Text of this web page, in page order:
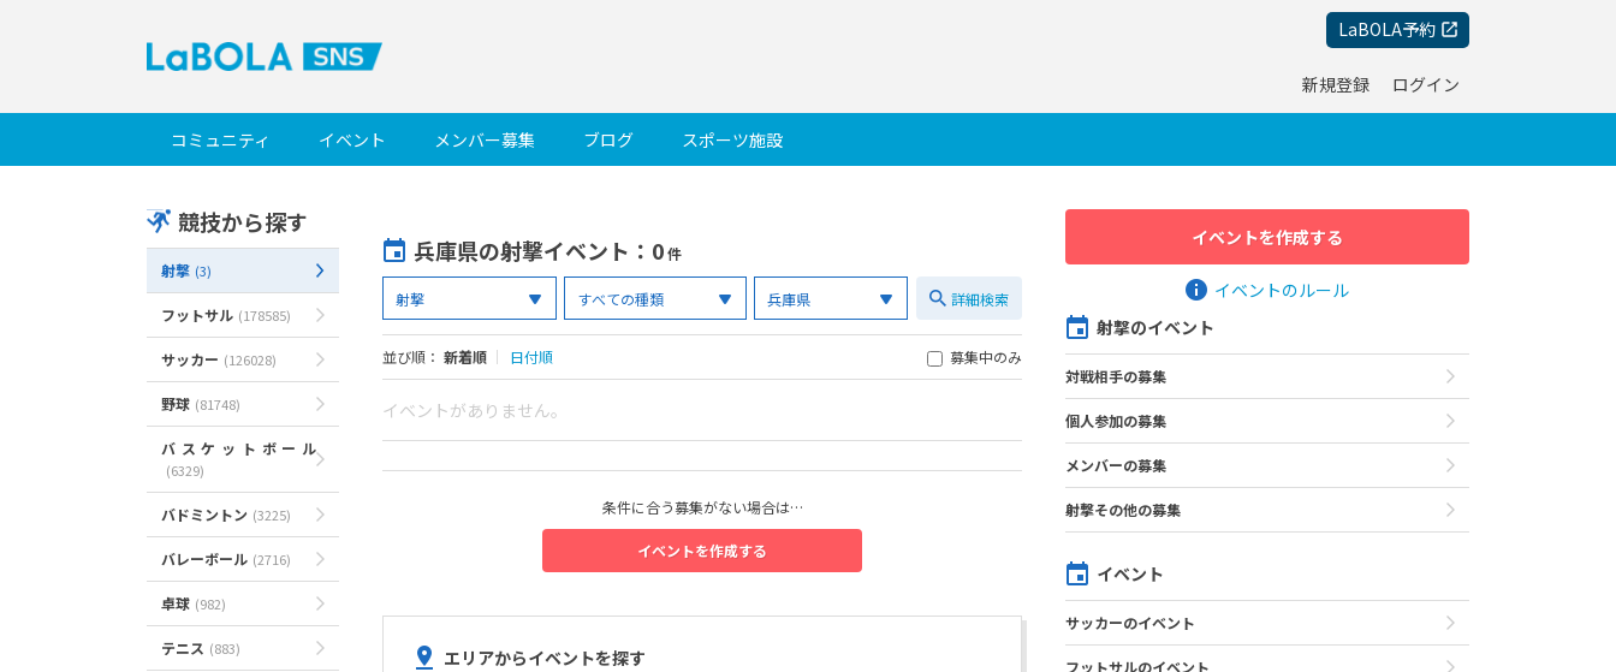
LaBOLA予約
新規登録 ログイン
コミュニティ イベント メンバー募集 ブログ スポーツ施設
競技から探す
射撃 (3)
フットサル (178585)
サッカー (126028)
野球 (81748)
バスケットボール
(6329)
バドミントン (3225)
バレーボール (2716)
卓球 (982)
テニス (883)
兵庫県の射撃イベント ：0件
詳細検索
並び順： 新着順 ｜ 日付順 募集中のみ
イベントがありません。
条件に合う募集がない場合は…
イベントを作成する
エリアからイベントを探す
イベントを作成する
イベントのルール
射撃のイベント
対戦相手の募集
個人参加の募集
メンバーの募集
射撃その他の募集
イベント
サッカーのイベント
フットサルのイベント